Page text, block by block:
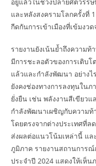
และหลังสงครามโลกครั้งที่
กีดกันการเข้าเมืองที่เข้มงว
รายงานยังเน้นย้ำถึงความ
มีการชะลอตัวของการเติบ
แล้วและกำลังพัฒนา อย่าง
ยังคงช่องทางการลงทุนใน
ยั่งยืน เช่น พลังงานสีเขียว
กำลังพัฒนาเผชิญกับความท้
โดยตรงจากต่างประเทศที่ล
ส่งผลต่อแนวโน้มเหล่านี้ แ
ภูมิภาค รายงานสถานการ
ประจำปี 2024 แสดงให้เห็